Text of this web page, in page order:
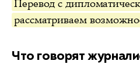
Перевод с
рассматриваем
Что говорят